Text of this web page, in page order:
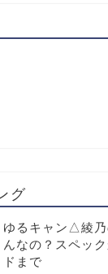
グ
ゆるキャン△綾
んなの？スペッ
ドまで